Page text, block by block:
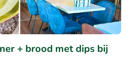
+ brood met dips bij